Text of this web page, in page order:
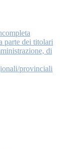
parte dei titolari
di
provinciali